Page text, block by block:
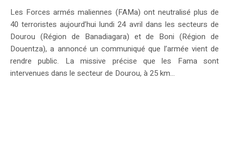
Les Forces armés maliennes (FAMa) ont neutralisé plus de
40 terroristes aujourd’hui lundi 24 avril dans les secteurs de
Dourou (Région de Banadiagara) et de Boni (Région de
Douentza), a annoncé un communiqué que l’armée vient de
rendre public. La missive précise que les Fama sont
intervenues dans le secteur de Dourou, à 25 km...